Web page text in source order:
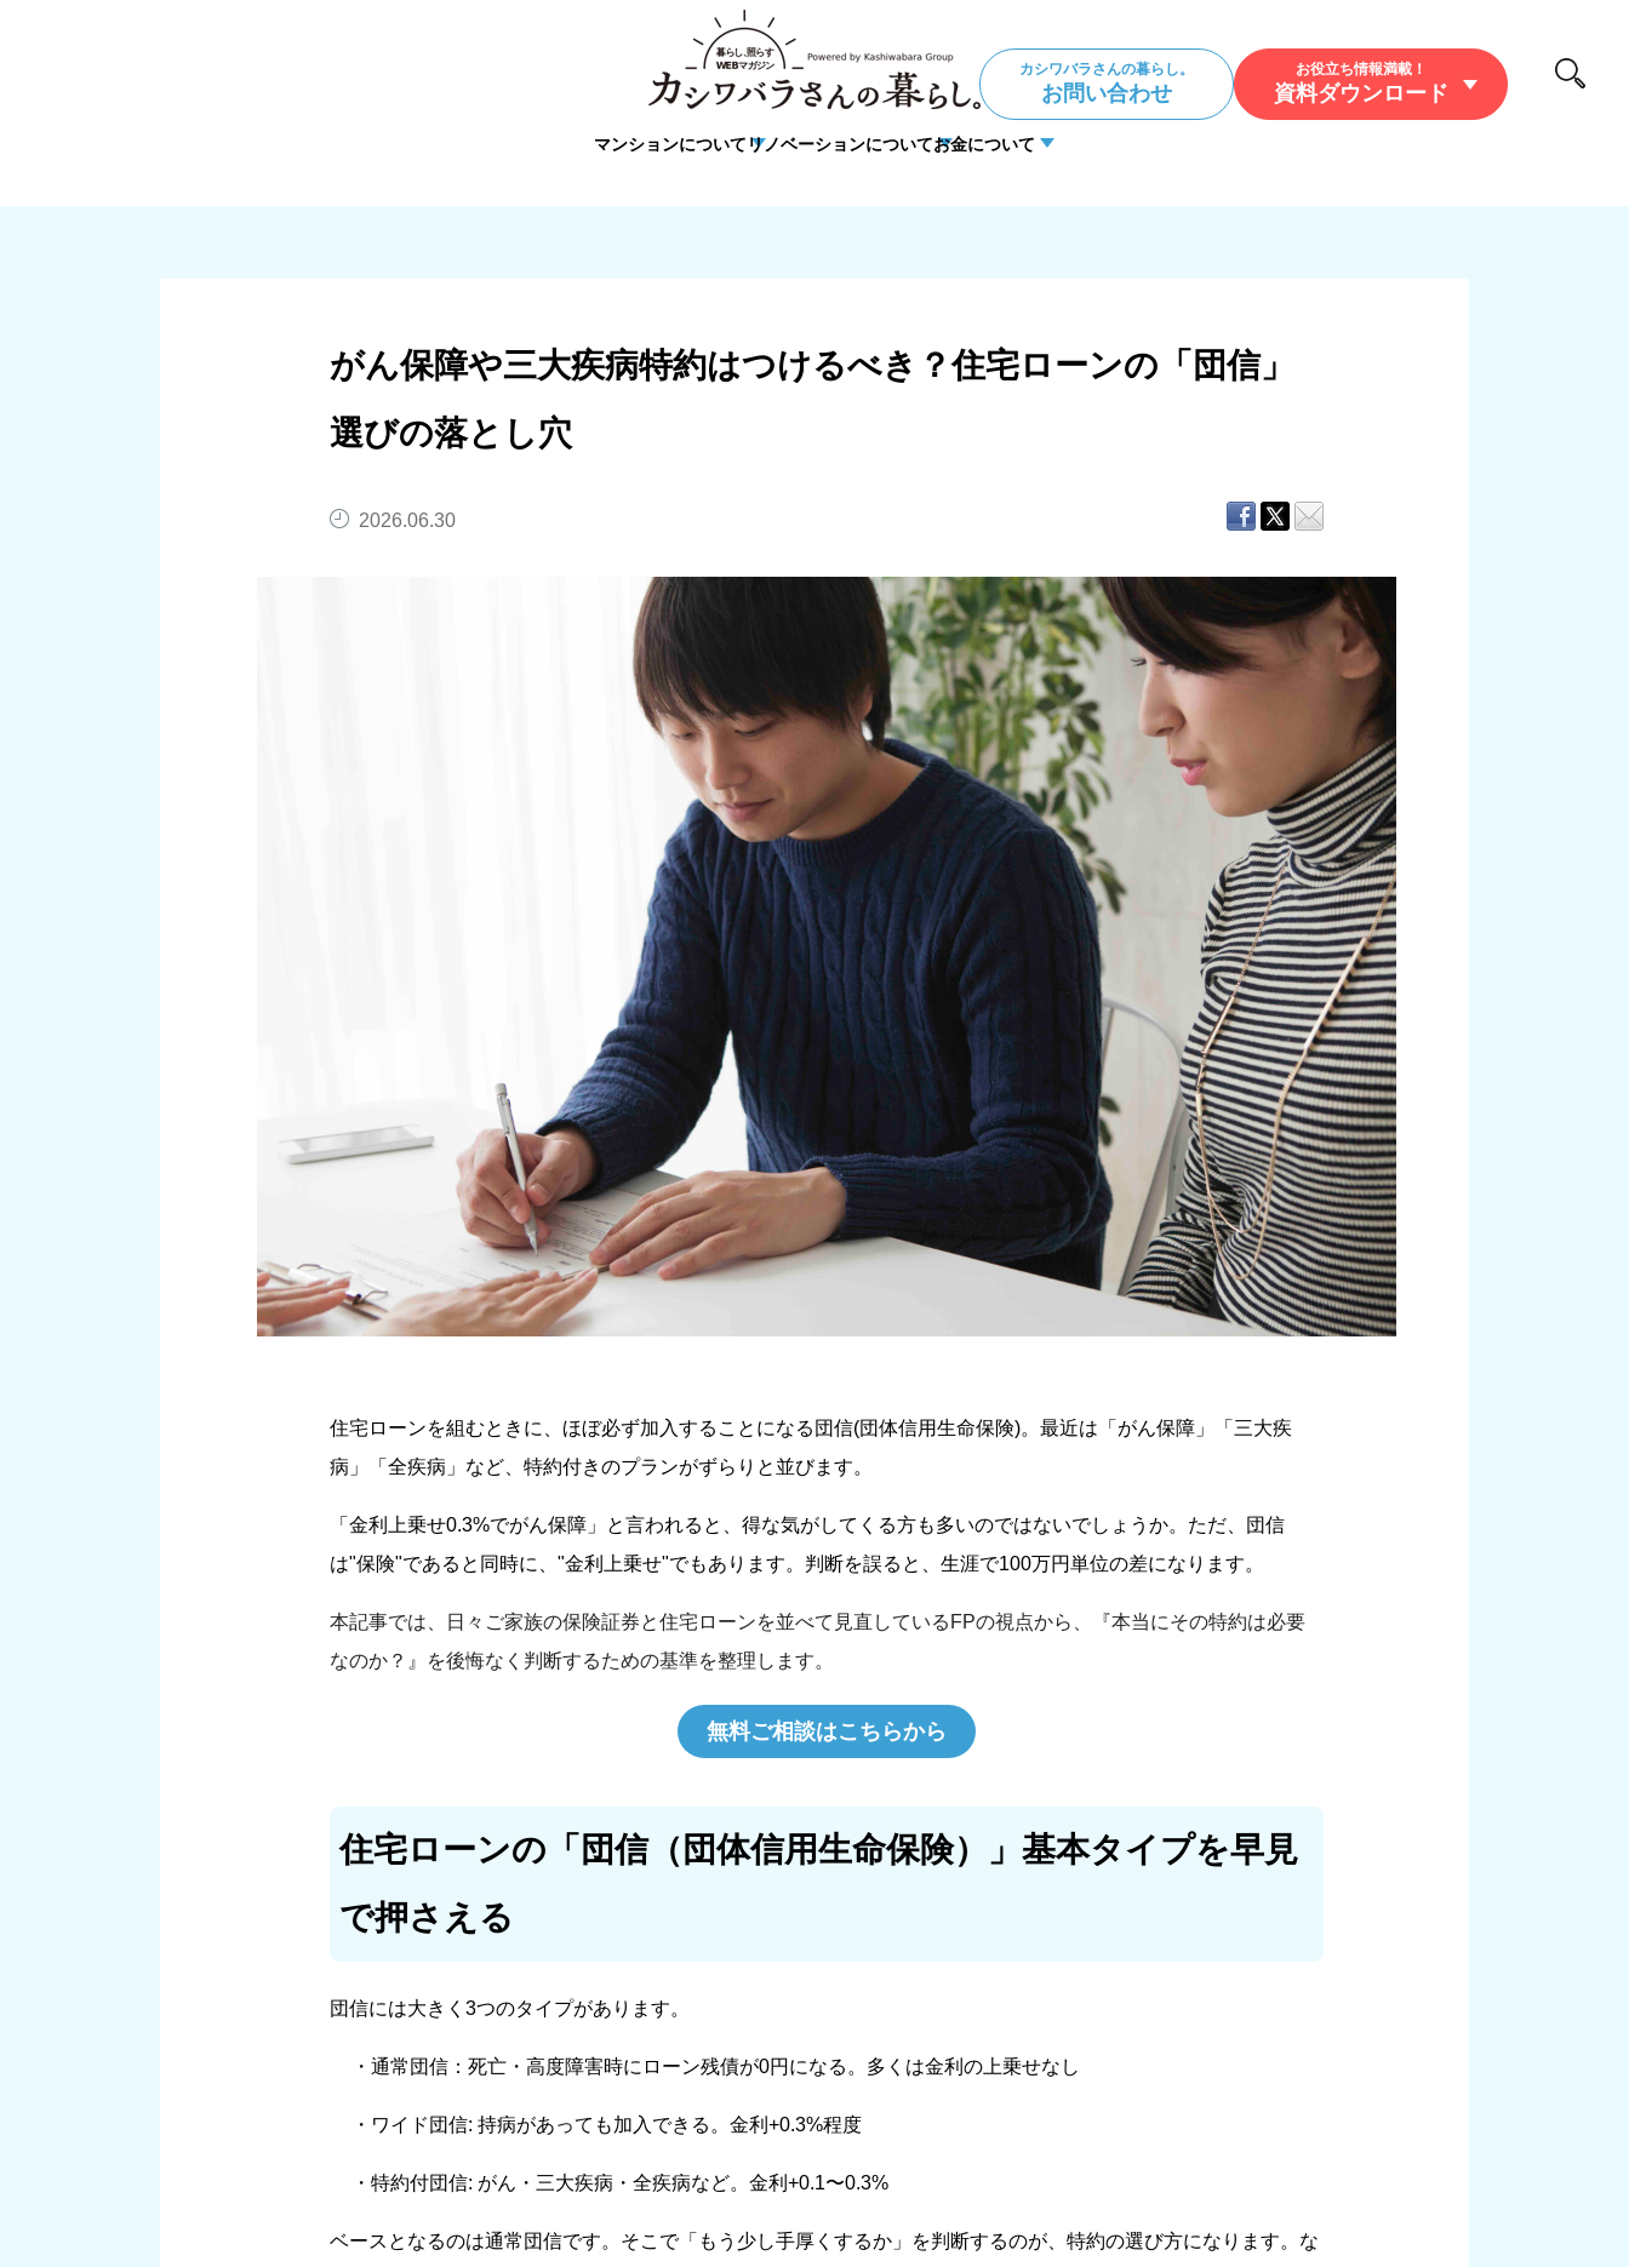
マンションについて リノベーションについてお金について
お役立ち情報満載！
資料ダウンロード
カシワバラさんの暮らし。
お問い合わせ
がん保障や三大疾病特約はつけるべき？住宅ローンの「団信」
選びの落とし穴
2026.06.30
住宅ローンを組むときに、ほぼ必ず加入することになる団信(団体信用生命保険)。最近は「がん保障」「三大疾
病」「全疾病」など、特約付きのプランがずらりと並びます。
「金利上乗せ0.3%でがん保障」と言われると、得な気がしてくる方も多いのではないでしょうか。ただ、団信
は"保険"であると同時に、"金利上乗せ"でもあります。判断を誤ると、生涯で100万円単位の差になります。
本記事では、日々ご家族の保険証券と住宅ローンを並べて見直しているFPの視点から、『本当にその特約は必要
なのか？』を後悔なく判断するための基準を整理します。
無料ご相談はこちらから
住宅ローンの「団信（団体信用生命保険）」基本タイプを早見
で押さえる
団信には大きく3つのタイプがあります。
・通常団信：死亡・高度障害時にローン残債が0円になる。多くは金利の上乗せなし
・ワイド団信: 持病があっても加入できる。金利+0.3%程度
・特約付団信: がん・三大疾病・全疾病など。金利+0.1〜0.3%
ベースとなるのは通常団信です。そこで「もう少し手厚くするか」を判断するのが、特約の選び方になります。な